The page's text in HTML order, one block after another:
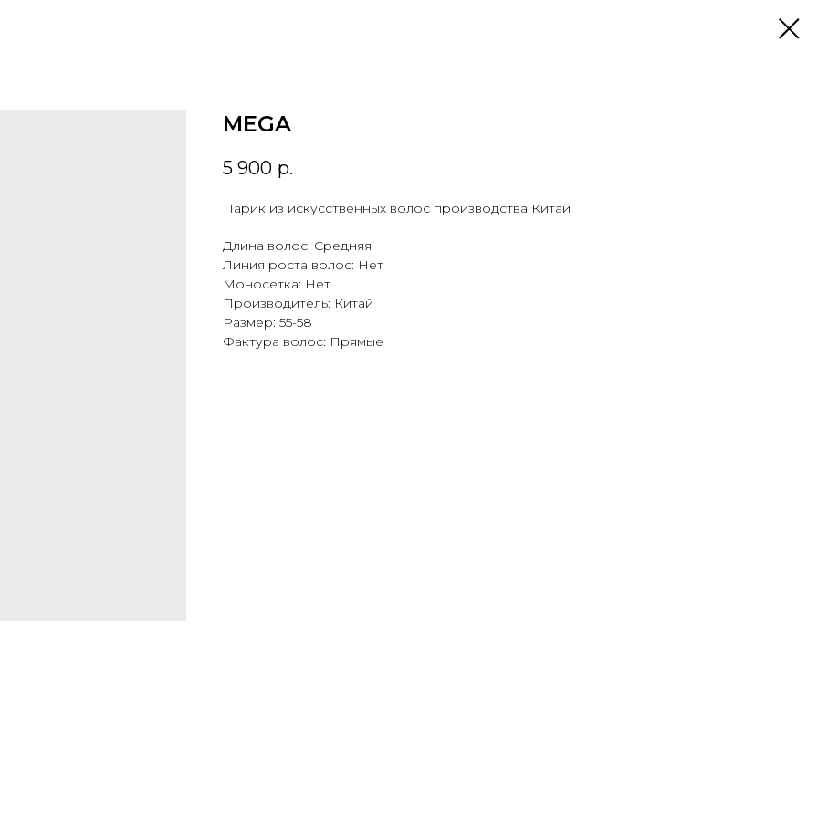
MEGA
5 900 р.
Парик из искусственных волос производства Китай.
Длина волос: Средняя
Линия роста волос: Нет
Моносетка: Нет
Производитель: Китай
Размер: 55-58
Фактура волос: Прямые